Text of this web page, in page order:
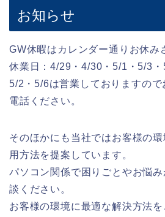
お知らせ
GW休暇はカレンダー通りお休み
休業日：4/29・4/30・5/1・5/3
5/2・5/6は営業しておりますので
電話ください。
そのほかにも当社ではお客様の
用方法を提案しています。
パソコン関係で困りごとやお悩
談ください。
お客様の環境に最適な解決方法